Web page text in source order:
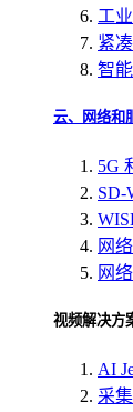
工
紧
智
云、网络和
5G
SD-
网
网
视频解决方
AI
采